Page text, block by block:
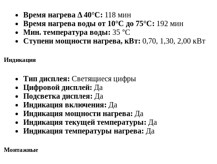
Время нагрева Δ 40°С: 118 мин
Время нагрева воды от 10°С до 75°С: 192 мин
Мин. температура воды: 35 °С
Ступени мощности нагрева, кВт: 0,70, 1,30, 2,00 кВт
Индикация
Тип дисплея: Светящиеся цифры
Цифровой дисплей: Да
Подсветка дисплея: Да
Индикация включения: Да
Индикация мощности нагрева: Да
Индикация текущей температуры: Да
Индикация температуры нагрева: Да
Монтажные